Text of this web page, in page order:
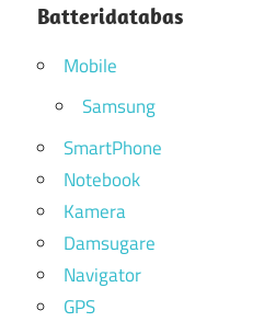
Batteridatabas
Mobile
Samsung
SmartPhone
Notebook
Kamera
Damsugare
Navigator
GPS